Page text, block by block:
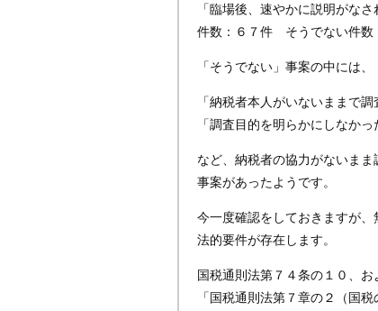
「臨場後、速やかに説明がな
件数：６７件 そうでない件数
「そうでない」事案の中には、
「納税者本人がいないままで調
「調査目的を明らかにしなかっ
など、納税者の協力がないまま
事案があったようです。
今一度確認をしておきますが、
法的要件が存在します。
国税通則法第７４条の１０、お
「国税通則法第７章の２（国